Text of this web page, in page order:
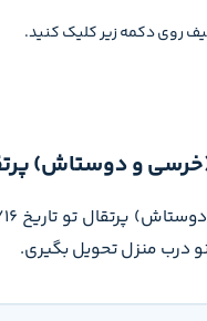
روی دکمه زیر کلیک کنید.
و دوستاش)